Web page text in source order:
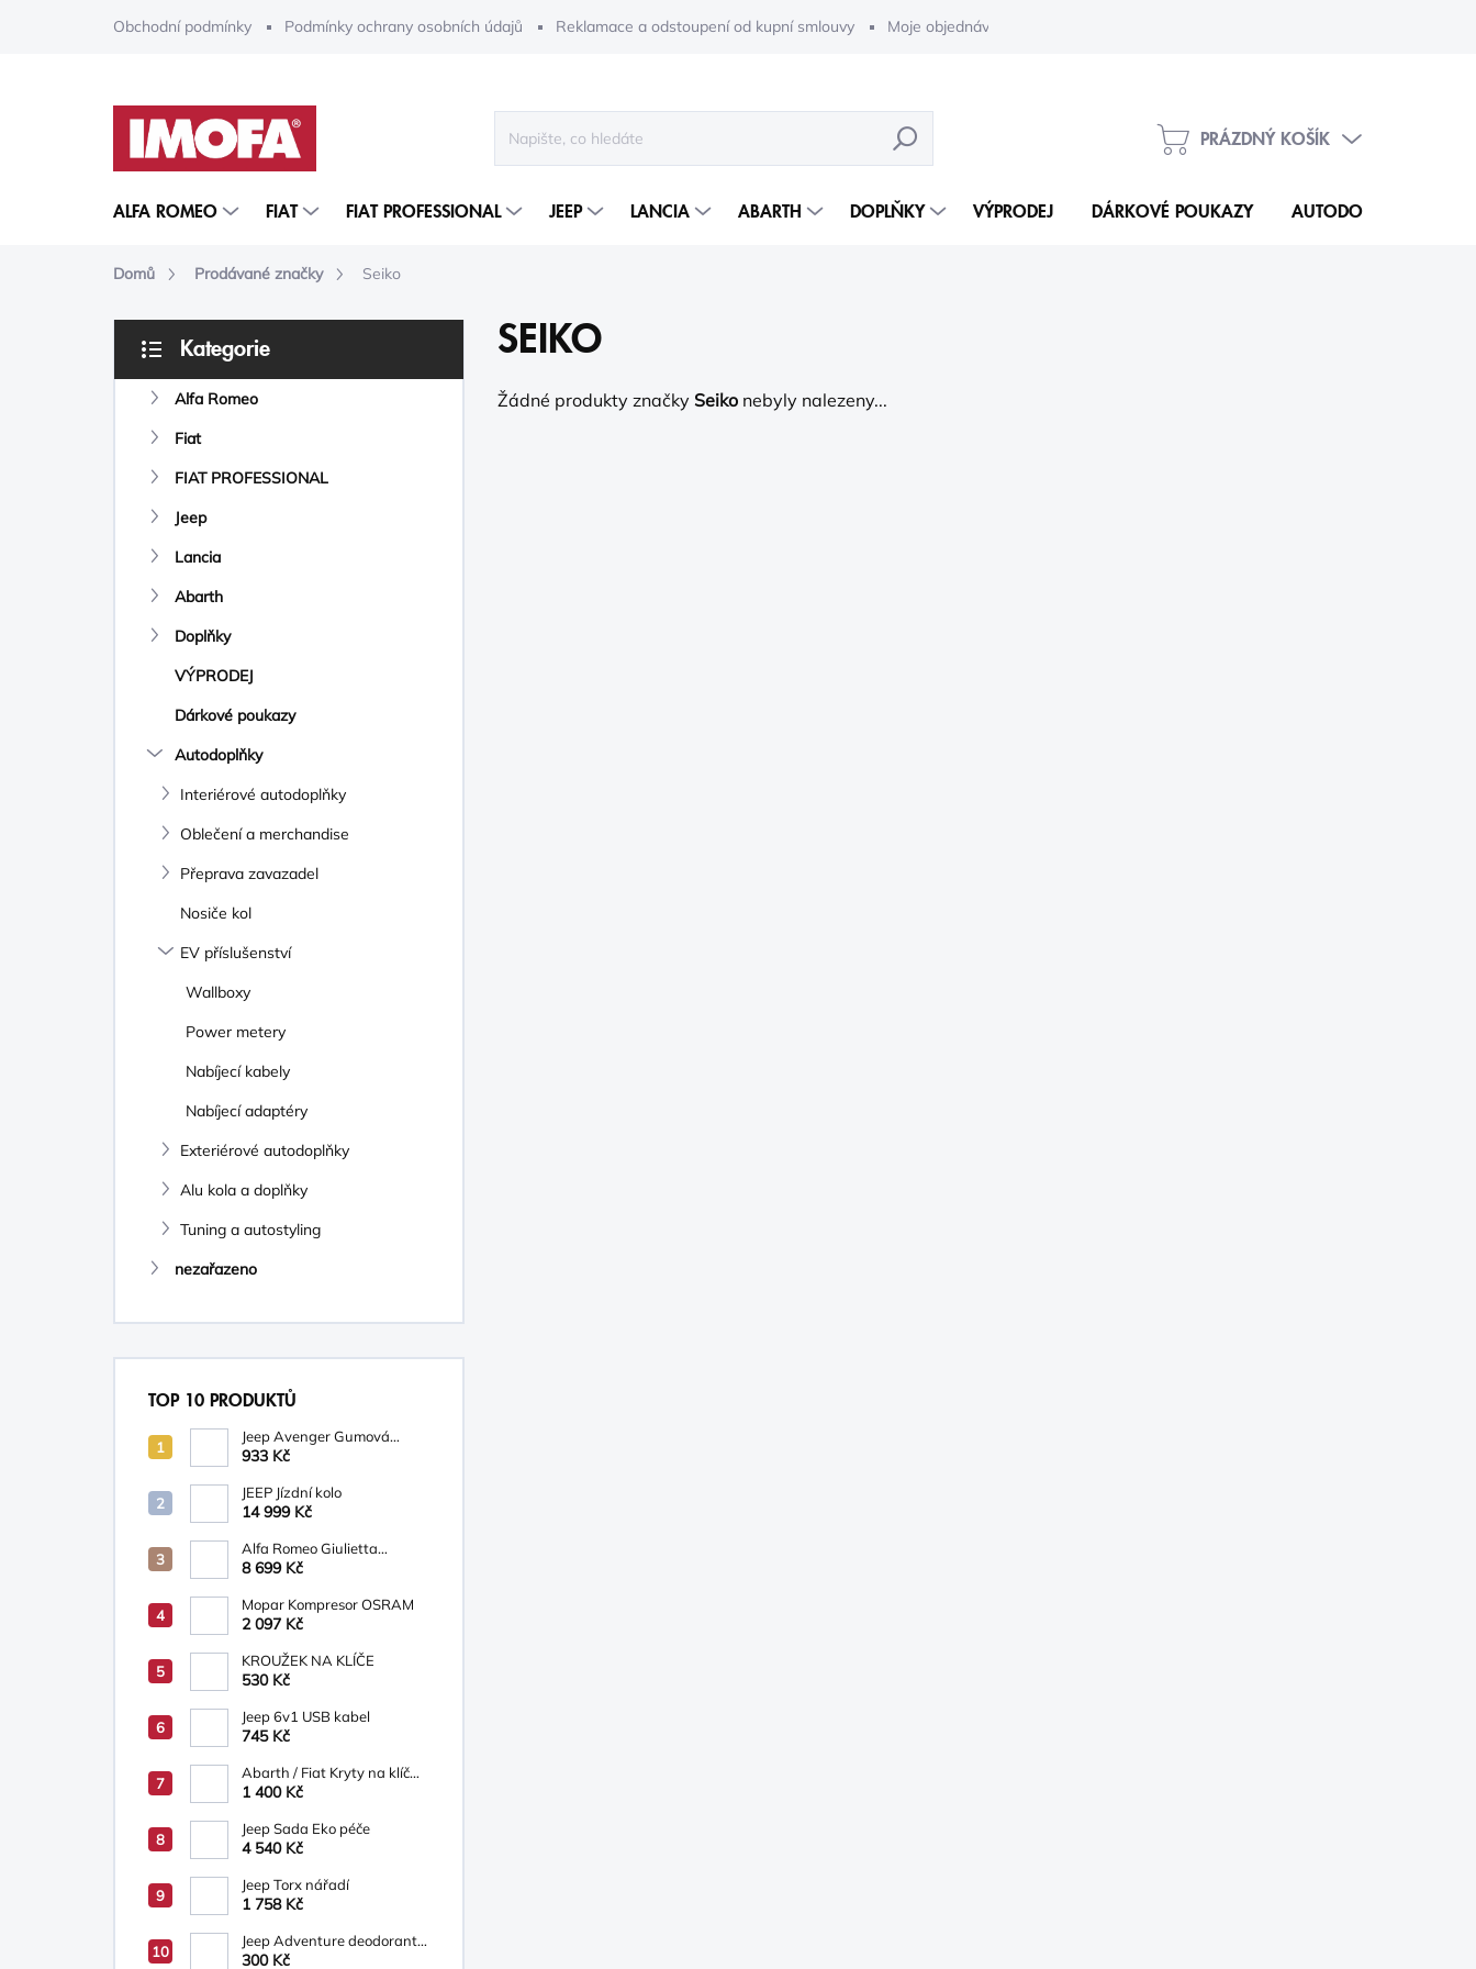
Obchodní podmínky Podmínky ochrany osobních údajů Reklamace a odstoupení od kupní smlouvy Moje objednávka
HLEDAT
NÁKUPNÍ
PRÁZDNÝ KOŠÍK
ALFA ROMEO FIAT FIAT PROFESSIONAL JEEP LANCIA ABARTH DOPLŇKY VÝPRODEJ DÁRKOVÉ POUKAZY AUTODOPLŇKY
Domů Prodávané značky Seiko
S
Přeskočit
kategorie
Kategorie
Alfa Romeo
Fiat
FIAT PROFESSIONAL
Jeep
Lancia
Abarth
Doplňky
VÝPRODEJ
Dárkové poukazy
Autodoplňky
Interiérové autodoplňky
Oblečení a merchandise
Přeprava zavazadel
Nosiče kol
EV příslušenství
Wallboxy
Power metery
Nabíjecí kabely
Nabíjecí adaptéry
Exteriérové autodoplňky
Alu kola a doplňky
Tuning a autostyling
nezařazeno
TOP 10 PRODUKTŮ
Jeep Avenger Gumová
podložka na palubní desku
933 Kč
JEEP Jízdní kolo
14 999 Kč
Alfa Romeo Giulietta
Osvětlená prahová lišta s
8 699 Kč
Mopar Kompresor OSRAM
2 097 Kč
KROUŽEK NA KLÍČE
530 Kč
Jeep 6v1 USB kabel
745 Kč
Abarth / Fiat Kryty na klíč
bílá/béžová
1 400 Kč
Jeep Sada Eko péče
4 540 Kč
Jeep Torx nářadí
1 758 Kč
Jeep Adventure deodorant
ve spreji, sprchový gel 200
300 Kč
SEIKO
Žádné produkty značky Seiko nebyly nalezeny...